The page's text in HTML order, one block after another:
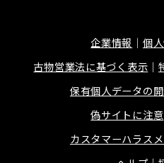
企業情報
個
古物営業法に基づく表示
保有個人データの
偽サイトに注意
カスタマーハラス